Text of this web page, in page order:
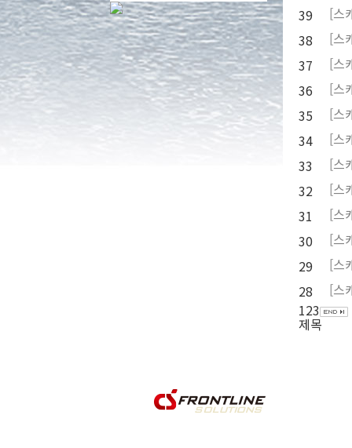
39
[스
38
[스
37
[스
36
[스
35
[스
34
[스
33
[스
32
[스
31
[스
30
[스
29
[스
28
[스
123
제목